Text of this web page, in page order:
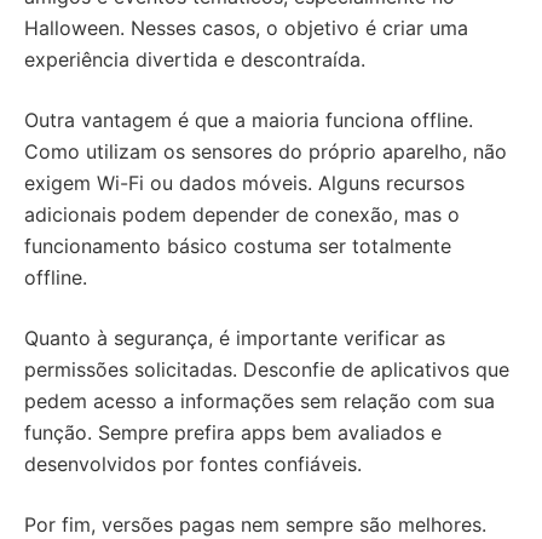
Halloween. Nesses casos, o objetivo é criar uma
experiência divertida e descontraída.
Outra vantagem é que a maioria funciona offline.
Como utilizam os sensores do próprio aparelho, não
exigem Wi-Fi ou dados móveis. Alguns recursos
adicionais podem depender de conexão, mas o
funcionamento básico costuma ser totalmente
offline.
Quanto à segurança, é importante verificar as
permissões solicitadas. Desconfie de aplicativos que
pedem acesso a informações sem relação com sua
função. Sempre prefira apps bem avaliados e
desenvolvidos por fontes confiáveis.
Por fim, versões pagas nem sempre são melhores.